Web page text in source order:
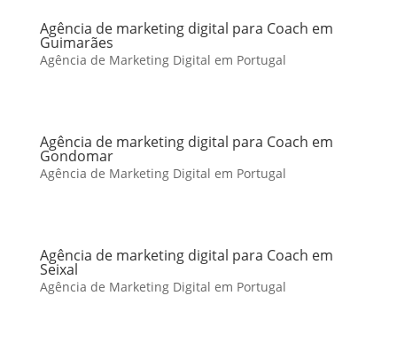
Agência de marketing digital para Coach em
Guimarães
Agência de Marketing Digital em Portugal
Agência de marketing digital para Coach em
Gondomar
Agência de Marketing Digital em Portugal
Agência de marketing digital para Coach em
Seixal
Agência de Marketing Digital em Portugal